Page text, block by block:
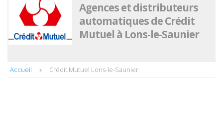
Agences et distributeurs
automatiques de Crédit
Mutuel à Lons-le-Saunier
Accueil Crédit Mutuel Lons-le-Saunier